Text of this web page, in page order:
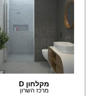
מקלחון D
מרכז השרון